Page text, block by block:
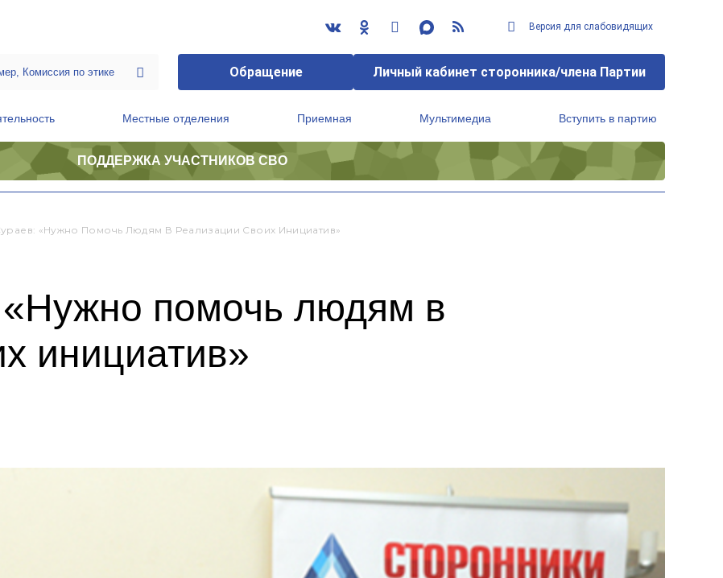
Версия для слабовидящих
Обращение Личный кабинет сторонника/члена Партии
Местные отделения Приемная Мультимедиа Вступить в партию
ПОДДЕРЖКА УЧАСТНИКОВ СВО
«Нужно Помочь Людям В Реализации Своих Инициатив»
помочь людям в
инициатив»